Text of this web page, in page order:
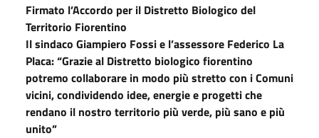
Firmato l’Accordo per il Distretto Biologico del
Territorio Fiorentino
Il sindaco Giampiero Fossi e l’assessore Federico La
Placa: “Grazie al Distretto biologico fiorentino
potremo collaborare in modo più stretto con i Comuni
vicini, condividendo idee, energie e progetti che
rendano il nostro territorio più verde, più sano e più
unito”